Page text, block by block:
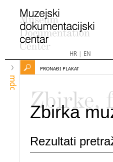
HR| EN
mdc
PRONAĐI PLAKAT
Zbirke,
Zbirka
Rezultati